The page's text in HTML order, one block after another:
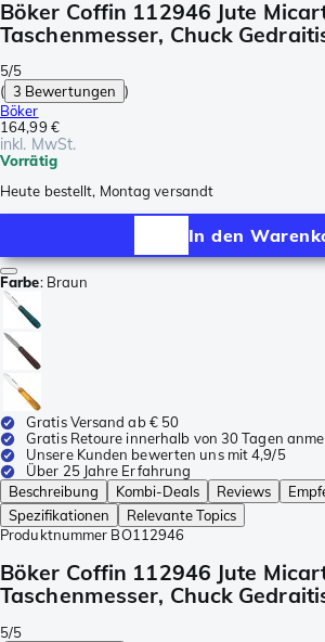
Böker Coffin 112946 Jute
Taschenmesser, Chuck
5/5
( 3 Bewertungen )
Böker
164,99 €
inkl. MwSt.
Vorrätig
Heute bestellt, Montag versandt
In den
Farbe: Braun
Gratis Versand ab € 50
Gratis Retoure innerhalb von 30 Tagen
Unsere Kunden bewerten uns mit 4,9/5
Über 25 Jahre Erfahrung
Beschreibung
Kombi-Deals Reviews
Spezifikationen
Relevante Topics
Produktnummer BO112946
Böker Coffin 112946 Jute
Taschenmesser, Chuck
5/5